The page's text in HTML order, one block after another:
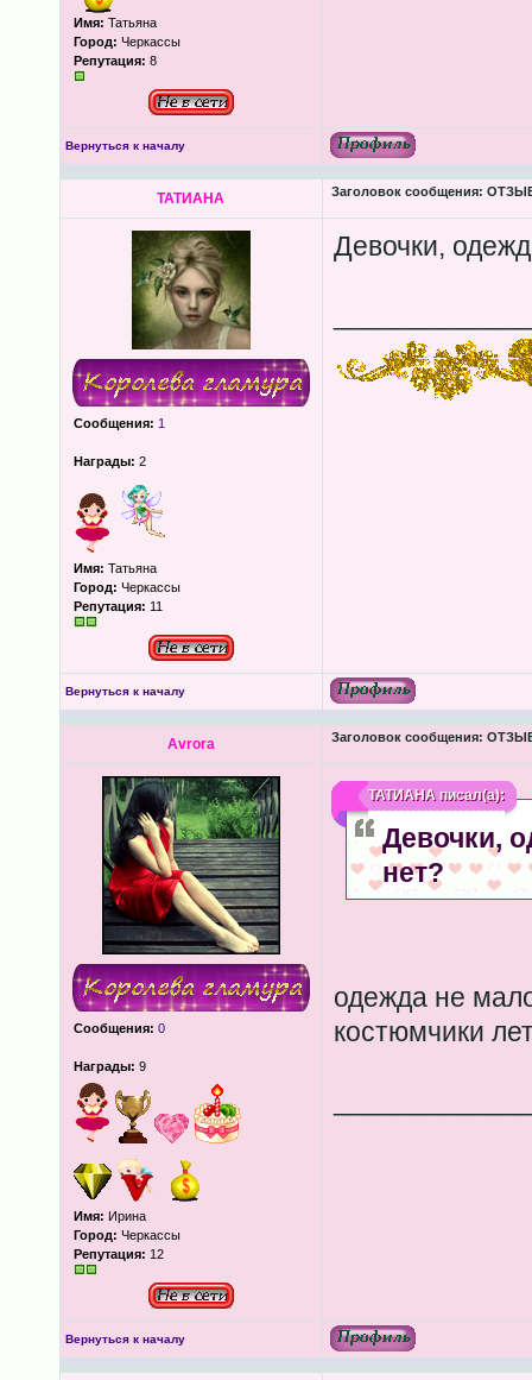
Имя: Татьяна
Город: Черкассы
Репутация: 8
Вернуться к началу
ТАТИАНА Заголовок сообщения:
Сообщения: 1
Награды: 2
Имя: Татьяна
Город: Черкассы
Репутация: 11
Девочки,
Вернуться к началу
Avrora Заголовок сообщения:
Сообщения: 0
Награды: 9
Имя: Ирина
Город: Черкассы
Репутация: 12
ТАТИАНАписал(а):
Девочки,
нет?
одежда не
костюмчики
Вернуться к началу